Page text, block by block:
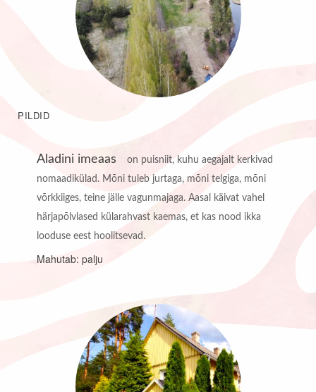
PILDID
Aladini imeaas
on puisniit, kuhu aegajalt kerkivad
nomaadikülad. Mõni tuleb jurtaga, mõni telgiga, mõni
võrkkiiges, teine jälle vagunmajaga. Aasal käivat vahel
härjapõlvlased külarahvast kaemas, et kas nood ikka
looduse eest hoolitsevad.
Mahutab: palju